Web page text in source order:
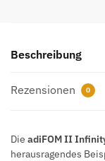
Beschreibung
Rezensionen 0
Die adiFOM II
herausragendes